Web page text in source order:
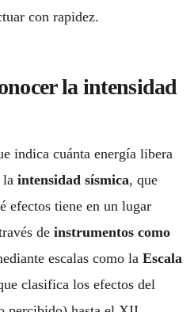
con rapidez.
la intensidad
indica cuánta energía libera
la intensidad sísmica, que
efectos tiene en un lugar
de instrumentos como
escalas como la Escala
clasifica los efectos del